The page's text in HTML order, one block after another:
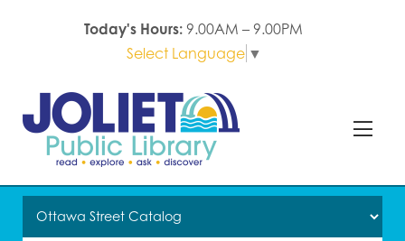
Today's Hours: 9.00AM – 9.00PM
Select Language ▼